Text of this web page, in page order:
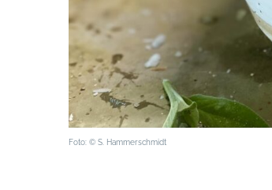
Foto: © S. Hammerschmidt